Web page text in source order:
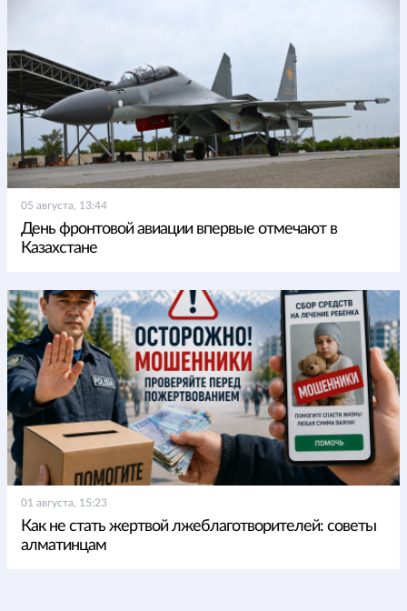
05 августа, 13:44
День фронтовой авиации впервые отмечают в
Казахстане
01 августа, 15:23
Как не стать жертвой лжеблаготворителей: советы
алматинцам